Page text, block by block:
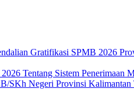
Gratifikasi SPMB 2026
Tentang Sistem Penerimaan
SKh Negeri Provinsi Kalimantan